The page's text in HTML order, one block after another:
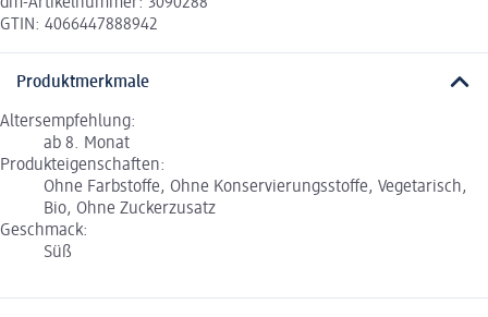
dm-Artikelnummer: 3090288
GTIN: 4066447888942
Produktmerkmale
Altersempfehlung:
ab 8. Monat
Produkteigenschaften:
Ohne Farbstoffe, Ohne Konservierungsstoffe, Vegetarisch,
Bio, Ohne Zuckerzusatz
Geschmack:
Süß